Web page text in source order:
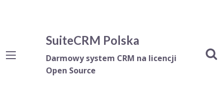
SuiteCRM Polska
Darmowy system CRM na licencji
Open Source